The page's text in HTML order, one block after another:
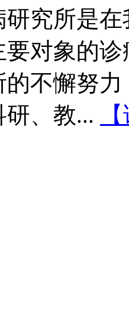
究所是
要对象的
不懈努
、教...